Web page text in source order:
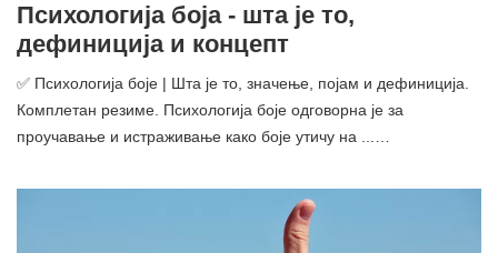
Психологија боја - шта је то,
дефиниција и концепт
✅ Психологија боје | Шта је то, значење, појам и дефиниција.
Комплетан резиме. Психологија боје одговорна је за
проучавање и истраживање како боје утичу на ...…